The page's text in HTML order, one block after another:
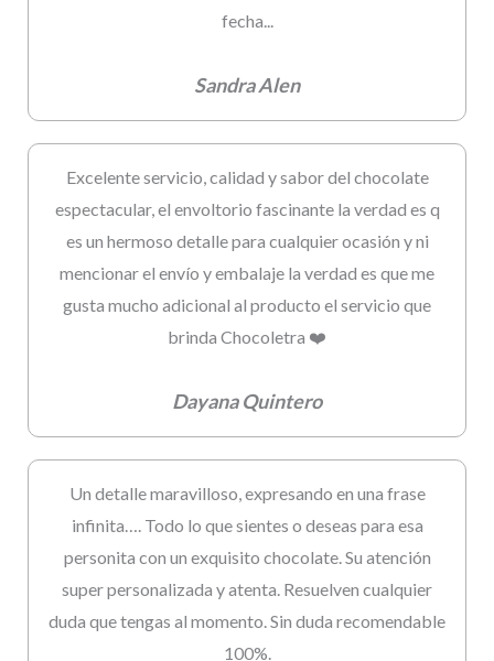
fecha...
Sandra Alen
Excelente servicio, calidad y sabor del chocolate
espectacular, el envoltorio fascinante la verdad es q
es un hermoso detalle para cualquier ocasión y ni
mencionar el envío y embalaje la verdad es que me
gusta mucho adicional al producto el servicio que
brinda Chocoletra ❤️
Dayana Quintero
Un detalle maravilloso, expresando en una frase
infinita…. Todo lo que sientes o deseas para esa
personita con un exquisito chocolate. Su atención
super personalizada y atenta. Resuelven cualquier
duda que tengas al momento. Sin duda recomendable
100%.